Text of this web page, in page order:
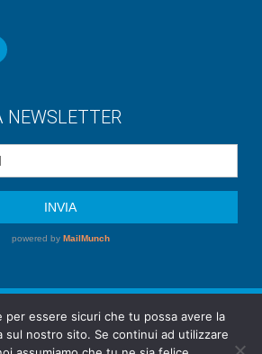
NEWSLETTER
Mutuo Soccorso Repubblica di
Gino Giacomini 58 – 47890 San
per essere sicuri che tu possa avere la
sul nostro sito. Se continui ad utilizzare